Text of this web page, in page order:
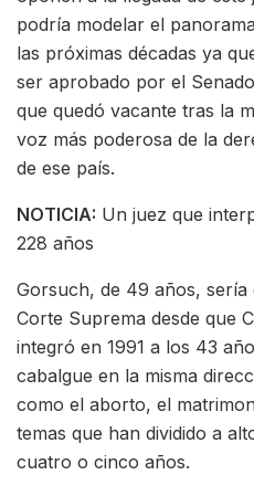
podría modelar el
las próximas décadas ya
ser aprobado por el
que quedó vacante tras la
voz más poderosa de la
de ese país.
NOTICIA: Un juez que
228 años
Gorsuch, de 49 años, sería
Corte Suprema desde que
integró en 1991 a los 43
cabalgue en la misma
como el aborto, el
temas que han dividido a
cuatro o cinco años.